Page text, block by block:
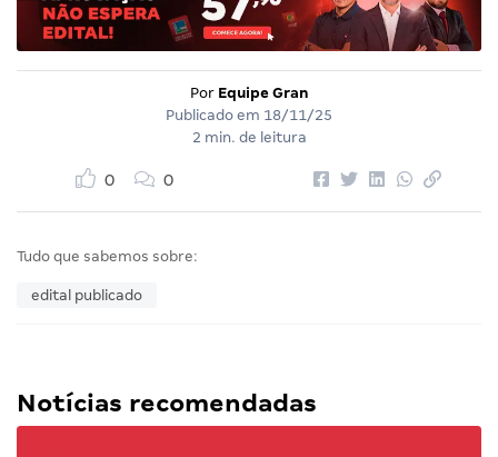
Por Equipe Gran
Publicado em 18/11/25
2 min. de leitura
0 0
Tudo que sabemos sobre:
edital publicado
Notícias recomendadas